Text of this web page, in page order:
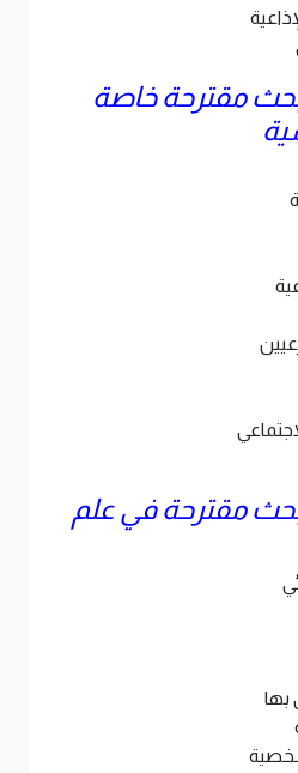
مقترحة خاصة
مقترحة في علم
بها